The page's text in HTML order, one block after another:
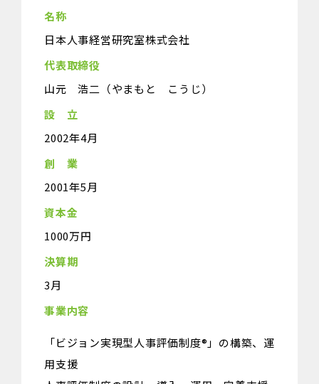
名称
日本人事経営研究室株式会社
代表取締役
山元 浩二（やまもと こうじ）
設 立
2002年4月
創 業
2001年5月
資本金
1000万円
決算期
3月
事業内容
「ビジョン実現型人事評価制度®」の構築、運
用支援